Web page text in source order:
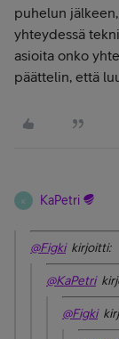
puhelun
yhteydessä
asioita onko
päättelin, että
K KaPetri
@Figkikirjoitti:
@KaPetri
@Figki